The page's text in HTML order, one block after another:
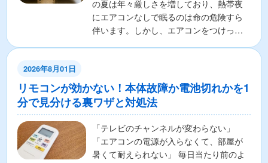
の夏は年々厳しさを増しており、熱帯夜
にエアコンなしで眠るのは命の危険すら
伴います。しかし、エアコンをつけっぱ
2026年8月01日
リモコンが効かない！本体故障か電池切れかを1
分で見分ける裏ワザと対処法
「テレビのチャンネルが変わらない」
「エアコンの電源が入らなくて、部屋が
暑くて耐えられない」 毎日当たり前のよ